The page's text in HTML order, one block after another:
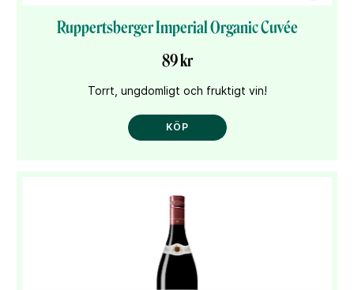
Ruppertsberger Imperial Organic Cuvée
89 kr
Torrt, ungdomligt och fruktigt vin!
KÖP